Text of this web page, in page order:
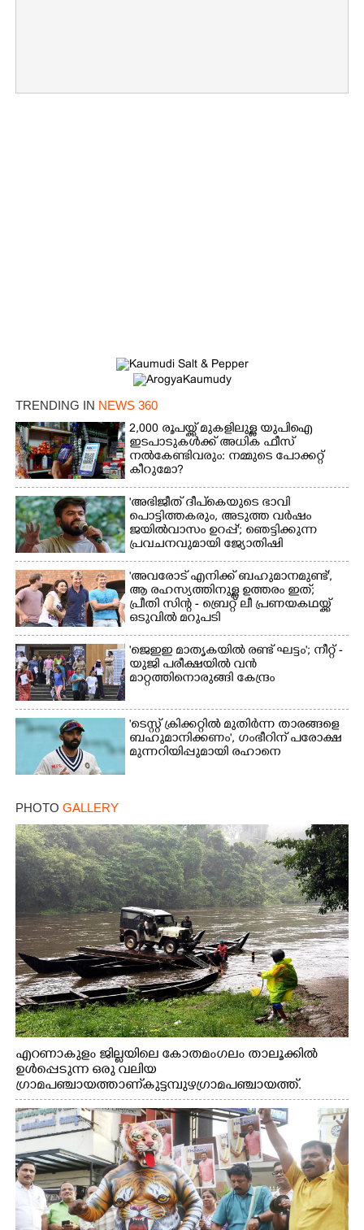
TRENDING IN NEWS 360
2,000 രൂപയ്ക്ക് മുകളിലുള്ള യുപിഐ
ഇടപാടുകൾക്ക് അധിക ഫീസ്
നൽകേണ്ടിവരും: നമ്മുടെ പോക്കറ്റ്
കീറുമോ?
'അഭിജീത് ദീപ്‌കെയുടെ ഭാവി
പൊട്ടിത്തകരും, അടുത്ത വർഷം
ജയിൽവാസം ഉറപ്പ്'; ഞെട്ടിക്കുന്ന
പ്രവചനവുമായി ജ്യോതിഷി
'അവരോട് എനിക്ക് ബഹുമാനമുണ്ട്',​
ആ രഹസ്യത്തിനുള്ള ഉത്തരം ഇത്;
പ്രീതി സിന്റ - ബ്രെറ്റ് ലീ പ്രണയകഥയ്ക്ക്
ഒടുവിൽ മറുപടി
'ജെഇഇ മാതൃകയിൽ രണ്ട് ഘട്ടം'; നീറ്റ് -
യുജി പരീക്ഷയിൽ വൻ
മാറ്റത്തിനൊരുങ്ങി കേന്ദ്രം
'ടെസ്റ്റ് ക്രിക്കറ്റിൽ മുതിർന്ന താരങ്ങളെ
ബഹുമാനിക്കണം', ഗംഭീറിന് പരോക്ഷ
മുന്നറിയിപ്പുമായി രഹാനെ
PHOTO GALLERY
എറണാകുളം ജില്ലയിലെ കോതമംഗലം താലൂക്കിൽ
ഉൾപ്പെടുന്ന ഒരു വലിയ
ഗ്രാമപഞ്ചായത്താണ് കുട്ടമ്പുഴ ഗ്രാമ പഞ്ചായത്ത്.
ആദിവാസി ഊരുകളായ വെള്ളാരംകുത്ത്, കത്തിപ്പാറ,
ഉറിയംപെട്ടി, തേക്കല്ല്, വെട്ടിക്കല്ല്, മഞ്ചപ്പാറ എന്നീ ആറു
സ്ഥലങ്ങളിലേക്കുള്ള പ്രധാന സഞ്ചാര മാർഗമാണ് ഈ
കാണുന്ന കടത്ത് വള്ളം
Copy Link